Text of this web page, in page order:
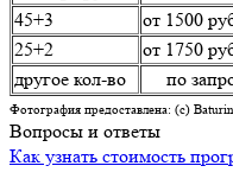
45+3
от 1500
25+2
от 1750
другое кол-во
по
Фотография предоставлена: (c)
Вопросы и ответы
Как узнать стоимость